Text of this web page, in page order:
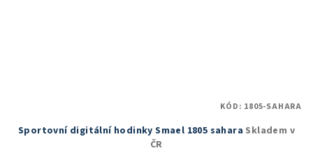
Sportovní digitální hodinky Smael 1805 sahara Skladem v
ČR
KÓD: 1805-SAHARA